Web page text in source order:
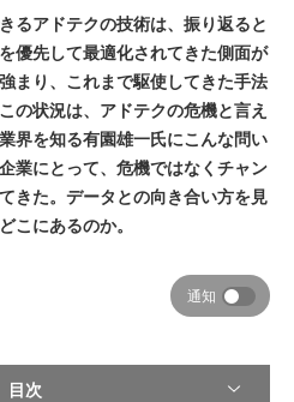
るアドテクの技術は、振り返ると
優先して最適化されてきた側面が
まり、これまで駆使してきた手法
の状況は、アドテクの危機と言え
界を知る有園雄一氏にこんな問い
業にとって、危機ではなくチャン
きた。データとの向き合い方を見
こにあるのか。
通知
目次